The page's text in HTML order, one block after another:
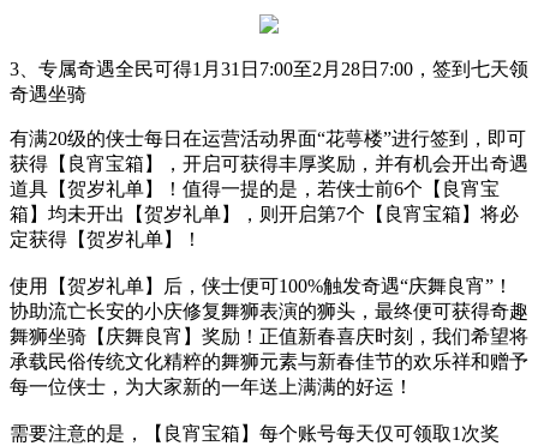
3、 专属奇遇全民可得1月31日7:00至2月28日7:00， 签到七天领
奇遇坐骑
有满20级的侠士每日在运营活动界面“花萼楼”进行签到，即可
获得【良宵宝箱】，开启可获得丰厚奖励，并有机会开出奇遇
道具【贺岁礼单】！值得一提的是，若侠士前6个【良宵宝
箱】均未开出【贺岁礼单】，则开启第7个【良宵宝箱】将必
定获得【贺岁礼单】！
使用【贺岁礼单】后，侠士便可100%触发奇遇“庆舞良宵”！
协助流亡长安的小庆修复舞狮表演的狮头，最终便可获得奇趣
舞狮坐骑【庆舞良宵】奖励！正值新春喜庆时刻，我们希望将
承载民俗传统文化精粹的舞狮元素与新春佳节的欢乐祥和赠予
每一位侠士，为大家新的一年送上满满的好运！
需要注意的是，【良宵宝箱】每个账号每天仅可领取1次奖